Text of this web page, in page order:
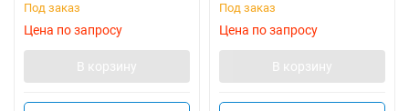
Под заказ
Цена по запросу
В корзину
Под заказ
Цена по запросу
В корзину